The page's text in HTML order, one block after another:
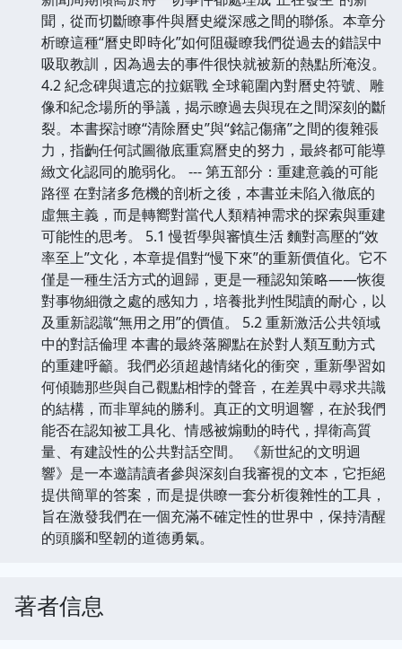
聞，從而切斷瞭事件與曆史縱深感之間的聯係。本章分
析瞭這種“曆史即時化”如何阻礙瞭我們從過去的錯誤中
吸取教訓，因為過去的事件很快就被新的熱點所淹沒。
4.2 紀念碑與遺忘的拉鋸戰 全球範圍內對曆史符號、雕
像和紀念場所的爭議，揭示瞭過去與現在之間深刻的斷
裂。本書探討瞭“清除曆史”與“銘記傷痛”之間的復雜張
力，指齣任何試圖徹底重寫曆史的努力，最終都可能導
緻文化認同的脆弱化。 --- 第五部分：重建意義的可能
路徑 在對諸多危機的剖析之後，本書並未陷入徹底的
虛無主義，而是轉嚮對當代人類精神需求的探索與重建
可能性的思考。 5.1 慢哲學與審慎生活 麵對高壓的“效
率至上”文化，本章提倡對“慢下來”的重新價值化。它不
僅是一種生活方式的迴歸，更是一種認知策略——恢復
對事物細微之處的感知力，培養批判性閱讀的耐心，以
及重新認識“無用之用”的價值。 5.2 重新激活公共領域
中的對話倫理 本書的最終落腳點在於對人類互動方式
的重建呼籲。我們必須超越情緒化的衝突，重新學習如
何傾聽那些與自己觀點相悖的聲音，在差異中尋求共識
的結構，而非單純的勝利。真正的文明迴響，在於我們
能否在認知被工具化、情感被煽動的時代，捍衛高質
量、有建設性的公共對話空間。 《新世紀的文明迴
響》是一本邀請讀者參與深刻自我審視的文本，它拒絕
提供簡單的答案，而是提供瞭一套分析復雜性的工具，
旨在激發我們在一個充滿不確定性的世界中，保持清醒
的頭腦和堅韌的道德勇氣。
著者信息